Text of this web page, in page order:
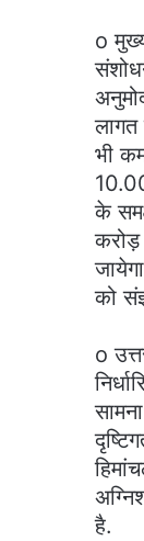
o
भी
के
करोड़
को
o
है.